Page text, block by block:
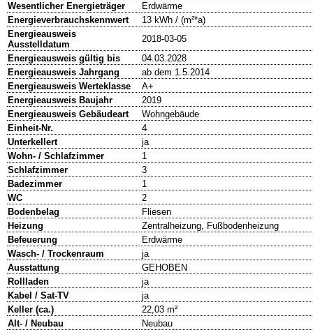
Wesentlicher Energieträger
Erdwärme
Energieverbrauchskennwert
13 kWh / (m²*a)
Energieausweis
Ausstelldatum
2018-03-05
Energieausweis gültig bis
04.03.2028
Energieausweis Jahrgang
ab dem 1.5.2014
Energieausweis Werteklasse
A+
Energieausweis Baujahr
2019
Energieausweis Gebäudeart
Wohngebäude
Einheit-Nr.
4
Unterkellert
ja
Wohn- / Schlafzimmer
1
Schlafzimmer
3
Badezimmer
1
WC
2
Bodenbelag
Fliesen
Heizung
Zentralheizung, Fußbodenheizung
Befeuerung
Erdwärme
Wasch- / Trockenraum
ja
Ausstattung
GEHOBEN
Rollladen
ja
Kabel / Sat-TV
ja
Keller (ca.)
22,03 m²
Alt- / Neubau
Neubau